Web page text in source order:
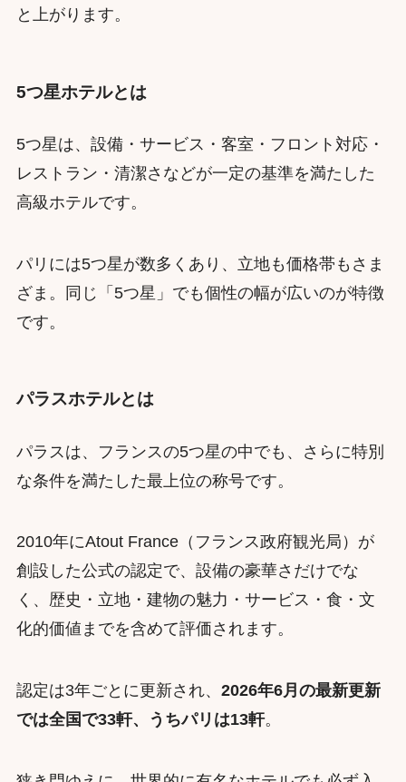
と上がります。
5つ星ホテルとは
5つ星は、設備・サービス・客室・フロント対応・
レストラン・清潔さなどが一定の基準を満たした
高級ホテルです。
パリには5つ星が数多くあり、立地も価格帯もさま
ざま。同じ「5つ星」でも個性の幅が広いのが特徴
です。
パラスホテルとは
パラスは、フランスの5つ星の中でも、さらに特別
な条件を満たした最上位の称号です。
2010年にAtout France（フランス政府観光局）が
創設した公式の認定で、設備の豪華さだけでな
く、歴史・立地・建物の魅力・サービス・食・文
化的価値までを含めて評価されます。
認定は3年ごとに更新され、 2026年6月の最新更新
では全国で33軒、うちパリは13軒。